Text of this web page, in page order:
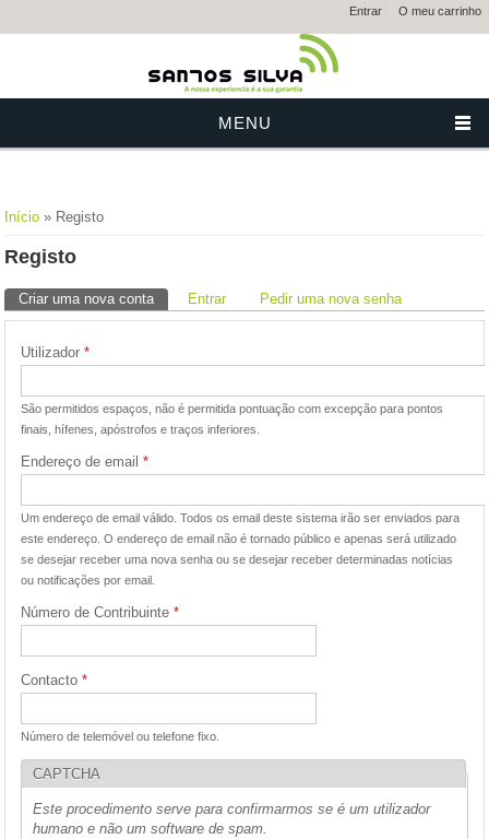
Entrar O meu carrinho
MENU
Está aqui
Início » Registo
Registo
Separadores primários
Criar uma nova conta (separador ativo)
Entrar Pedir uma nova senha
Utilizador *
São permitidos espaços, não é permitida pontuação com excepção para pontos
finais, hífenes, apóstrofos e traços inferiores.
Endereço de email *
Um endereço de email válido. Todos os email deste sistema irão ser enviados para
este endereço. O endereço de email não é tornado público e apenas será utilizado
se desejar receber uma nova senha ou se desejar receber determinadas notícias
ou notificações por email.
Número de Contribuinte *
Contacto *
Número de telemóvel ou telefone fixo.
CAPTCHA
Este procedimento serve para confirmarmos se é um utilizador
humano e não um software de spam.